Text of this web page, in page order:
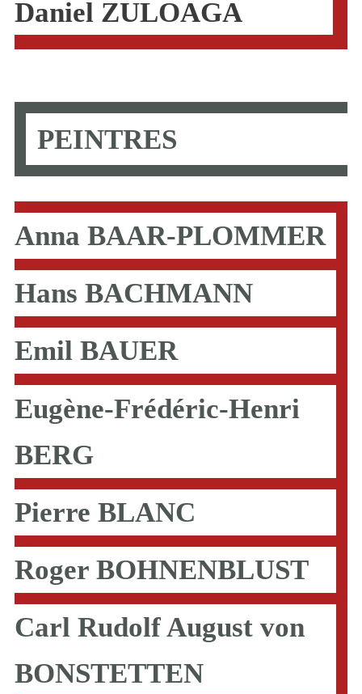
Daniel ZULOAGA
PEINTRES
Anna BAAR-PLOMMER
Hans BACHMANN
Emil BAUER
Eugène-Frédéric-Henri
BERG
Pierre BLANC
Roger BOHNENBLUST
Carl Rudolf August von
BONSTETTEN